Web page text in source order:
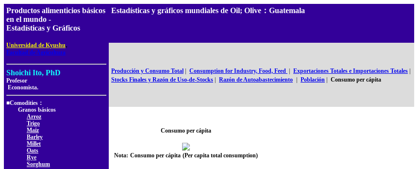
Productos alimenticios básicos
en el mundo -
Estadísticas y Gráficos
Universidad de Kyushu,
Facultad de Agricultura
Shoichi Ito, PhD
Profesor
Economista.
■Comodities：
Granos básicos
Arroz
Trigo
Maíz
Barley
Millet
Oats
Rye
Sorghum
Estadísticas y gráficos mundiales de Oil; Olive：Guatemala
Producción y Consumo Total Consumption for Industry, Food, Feed Exportaciones Totales e Importaciones Totales
Stocks Finales y Razón de Uso-de-Stocks
Razón de Autoabastecimiento Población Consumo per cápita
Consumo per cápita
Nota: Consumo per cápita (Per capita total consumption)